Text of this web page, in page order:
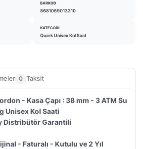
BARKOD
8681069013310
KATEGORI
Quark Unisex Kol Saat
0 Taksit
- Kasa Çapı : 38 mm - 3 ATM Su
Unisex Kol Saati
Distribütör Garantili
- Faturalı - Kutulu ve 2 Yıl